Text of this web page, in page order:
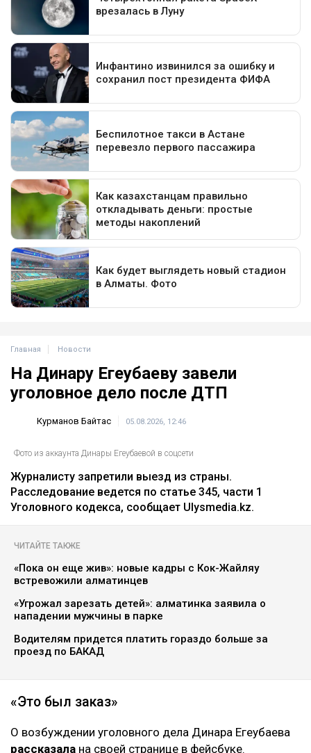
Главная Новости
На Динару Егеубаеву завели
уголовное дело после ДТП
Курманов Байтас 05.08.2026, 12:46
Фото из аккаунта Динары Егеубаевой в соцсети
Журналисту запретили выезд из страны.
Расследование ведется по статье 345, части 1
Уголовного кодекса, сообщает Ulysmedia.kz.
ЧИТАЙТЕ ТАКЖЕ
«Пока он еще жив»: новые кадры с Кок-Жайляу
встревожили алматинцев
«Угрожал зарезать детей»: алматинка заявила о
нападении мужчины в парке
Водителям придется платить гораздо больше за
проезд по БАКАД
«Это был заказ»
О возбуждении уголовного дела Динара Егеубаева
рассказала на своей странице в фейсбуке.